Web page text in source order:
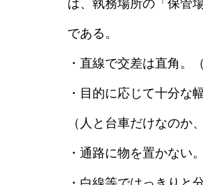
は、執務場所の「保管
である。
・直線で交差は直角。
・目的に応じて十分な
（人と台車だけなのか
・通路に物を置かない